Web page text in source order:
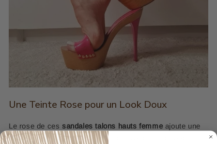
Une Teinte Rose pour un Look Doux
Le rose de ces sandales talons hauts femmeajoute une
touche de douceur et de féminité à votre garde-robe.